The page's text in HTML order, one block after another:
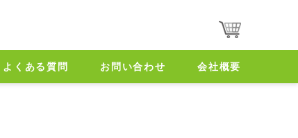
よくある質問 お問い合わせ 会社概要